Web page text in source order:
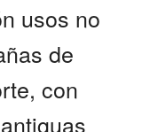
usos no
de
con